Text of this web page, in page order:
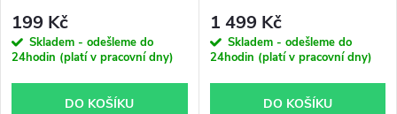
199 Kč
Skladem - odešleme do
24hodin (platí v pracovní dny)
DO KOŠÍKU
1 499 Kč
Skladem - odešleme do
24hodin (platí v pracovní dny)
DO KOŠÍKU